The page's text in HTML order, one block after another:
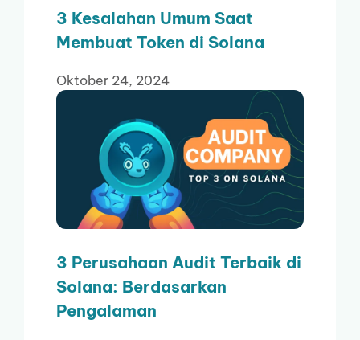
3 Kesalahan Umum Saat
Membuat Token di Solana
Oktober 24, 2024
3 Perusahaan Audit Terbaik di
Solana: Berdasarkan
Pengalaman